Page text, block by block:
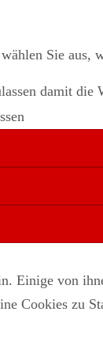
Sie aus,
damit
Einige von
Cookies zu